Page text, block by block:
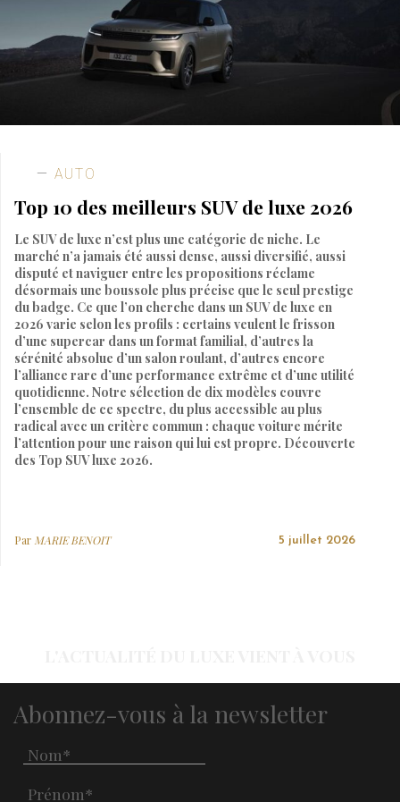
AUTO
Top 10 des meilleurs SUV de luxe 2026
Le SUV de luxe n’est plus une catégorie de niche. Le
marché n’a jamais été aussi dense, aussi diversifié, aussi
disputé et naviguer entre les propositions réclame
désormais une boussole plus précise que le seul prestige
du badge. Ce que l’on cherche dans un SUV de luxe en
2026 varie selon les profils : certains veulent le frisson
d’une supercar dans un format familial, d’autres la
sérénité absolue d’un salon roulant, d’autres encore
l’alliance rare d’une performance extrême et d’une utilité
quotidienne. Notre sélection de dix modèles couvre
l’ensemble de ce spectre, du plus accessible au plus
radical avec un critère commun : chaque voiture mérite
l’attention pour une raison qui lui est propre. Découverte
des Top SUV luxe 2026.
ParMARIE BENOIT 5 juillet 2026
Abonnez-vous à la newsletter